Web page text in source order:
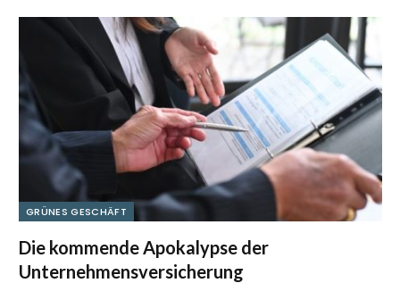
GRÜNES GESCHÄFT
Die kommende Apokalypse der
Unternehmensversicherung